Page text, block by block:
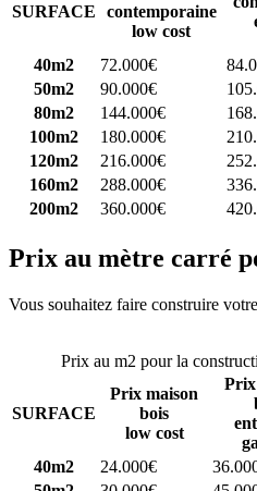
SURFACE
contemporaine
low cost
40m2
72.000€
50m2
90.000€
80m2
144.000€
100m2
180.000€
120m2
216.000€
160m2
288.000€
200m2
360.000€
Prix au mètre carré
Vous souhaitez faire construire
Prix au m2 pour la
SURFACE
Prix maison
bois
low cost
Prix
40m2
24.000€